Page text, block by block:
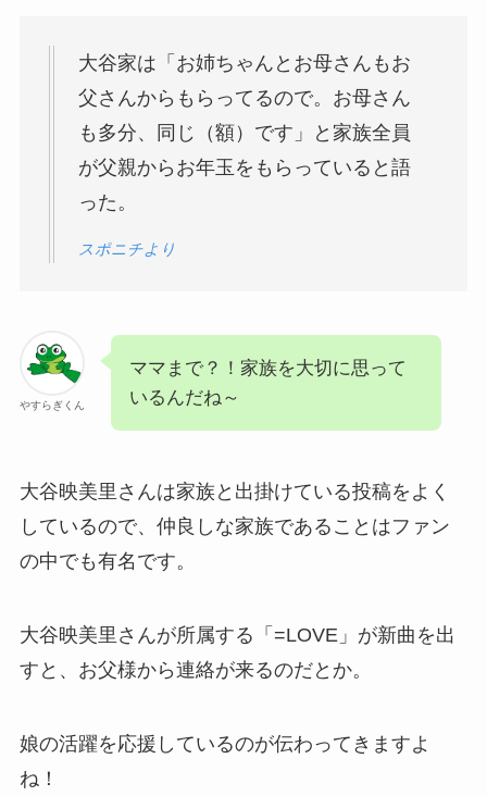
大谷家は「お姉ちゃんとお母さんもお
父さんからもらってるので。お母さん
も多分、同じ（額）です」と家族全員
が父親からお年玉をもらっていると語
った。
スポニチより
やすらぎくん
ママまで？！家族を大切に思って
いるんだね～
大谷映美里さんは家族と出掛けている投稿をよく
しているので、仲良しな家族であることはファン
の中でも有名です。
大谷映美里さんが所属する「=LOVE」が新曲を出
すと、お父様から連絡が来るのだとか。
娘の活躍を応援しているのが伝わってきますよ
ね！